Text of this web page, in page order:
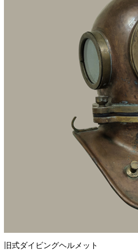
旧式ダイビングヘルメット